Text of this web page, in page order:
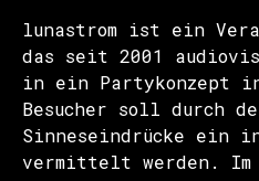
lunastrom ist ein
das seit 2001
in ein Partykonzept
Besucher soll durch
Sinneseindrücke ein
vermittelt werden. Im